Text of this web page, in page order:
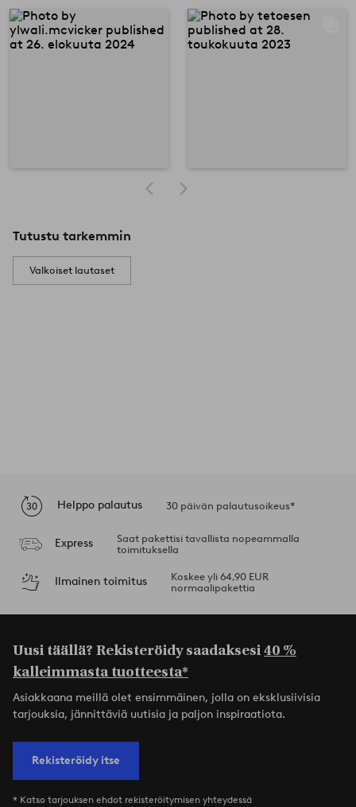
Tutustu tarkemmin
Valkoiset lautaset
Helppo palautus 30 päivän palautusoikeus*
Express
Saat pakettisi tavallista nopeammalla
toimituksella
Ilmainen toimitus
Koskee yli 64,90 EUR
normaalipakettia
Uusi täällä? Rekisteröidy saadaksesi40 %
kalleimmasta tuotteesta*
Asiakkaana meillä olet ensimmäinen, jolla on eksklusiivisia
tarjouksia, jännittäviä uutisia ja paljon inspiraatiota.
Rekisteröidy itse
* Katso tarjouksen ehdot rekisteröitymisen yhteydessä